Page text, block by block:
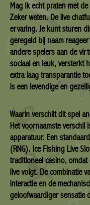
Mag ik echt praten met
Zeker weten. De live
ervaring. Je kunt sturen
geregeld bij naam
andere spelers aan de
sociaal en leuk, versterkt
extra laag transparantie
is een levendige en
Waarin verschilt dit spel
Het voornaamste verschil
apparatuur. Een
(RNG). Ice Fishing Live
traditioneel casino,
live volgt. De combinatie
interactie en de
geloofwaardiger sensatie